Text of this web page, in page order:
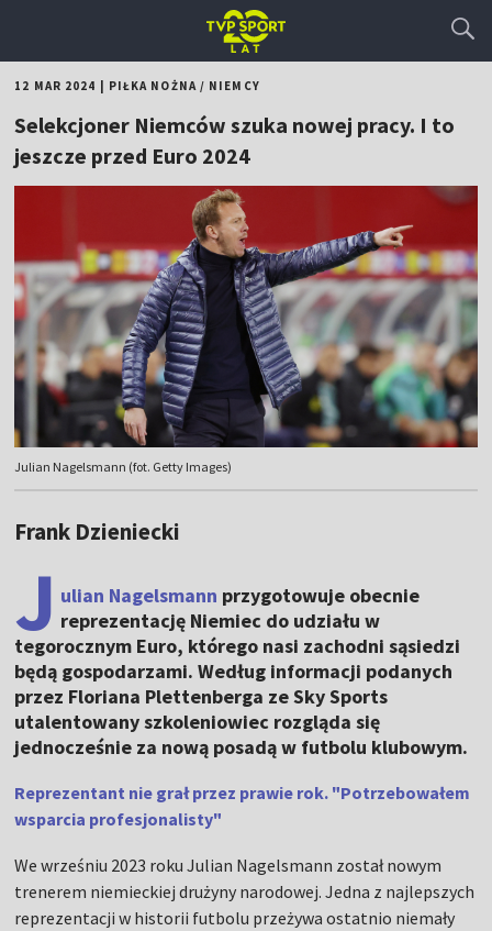
12 MAR 2024 PIŁKA NOŻNA/ NIEMCY
Selekcjoner Niemców szuka nowej pracy. I to
jeszcze przed Euro 2024
Julian Nagelsmann (fot. Getty Images)
Frank Dzieniecki
J ulian Nagelsmann przygotowuje obecnie
reprezentację Niemiec do udziału w
tegorocznym Euro, którego nasi zachodni sąsiedzi
będą gospodarzami. Według informacji podanych
przez Floriana Plettenberga ze Sky Sports
utalentowany szkoleniowiec rozgląda się
jednocześnie za nową posadą w futbolu klubowym.
Reprezentant nie grał przez prawie rok. "Potrzebowałem
wsparcia profesjonalisty"
We wrześniu 2023 roku Julian Nagelsmann został nowym
trenerem niemieckiej drużyny narodowej. Jedna z najlepszych
reprezentacji w historii futbolu przeżywa ostatnio niemały